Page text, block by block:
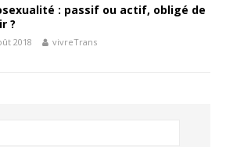
: passif ou actif, obligé de
?
2018 vivreTrans